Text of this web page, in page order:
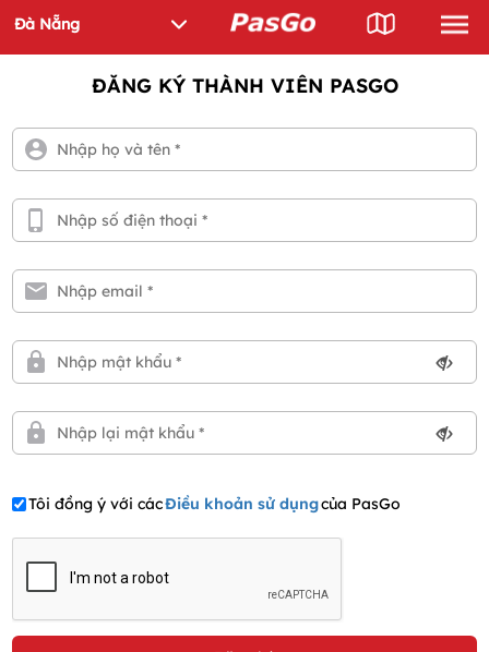
ĐĂNG KÝ THÀNH VIÊN PASGO
Tôi đồng ý với cácĐiều khoản sử dụngcủa PasGo